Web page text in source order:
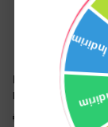
Milkway
Milkway Burun
₺ 99.00